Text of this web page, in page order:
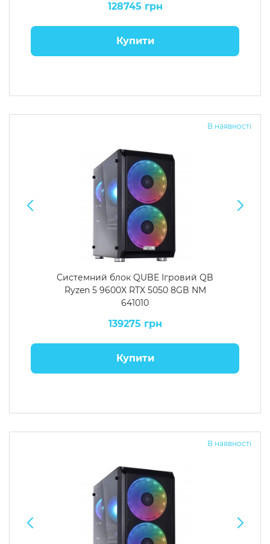
128745 грн
Купити
В наявності
Системний блок QUBE Ігровий QB
Ryzen 5 9600X RTX 5050 8GB NM
641010
139275 грн
Купити
В наявності